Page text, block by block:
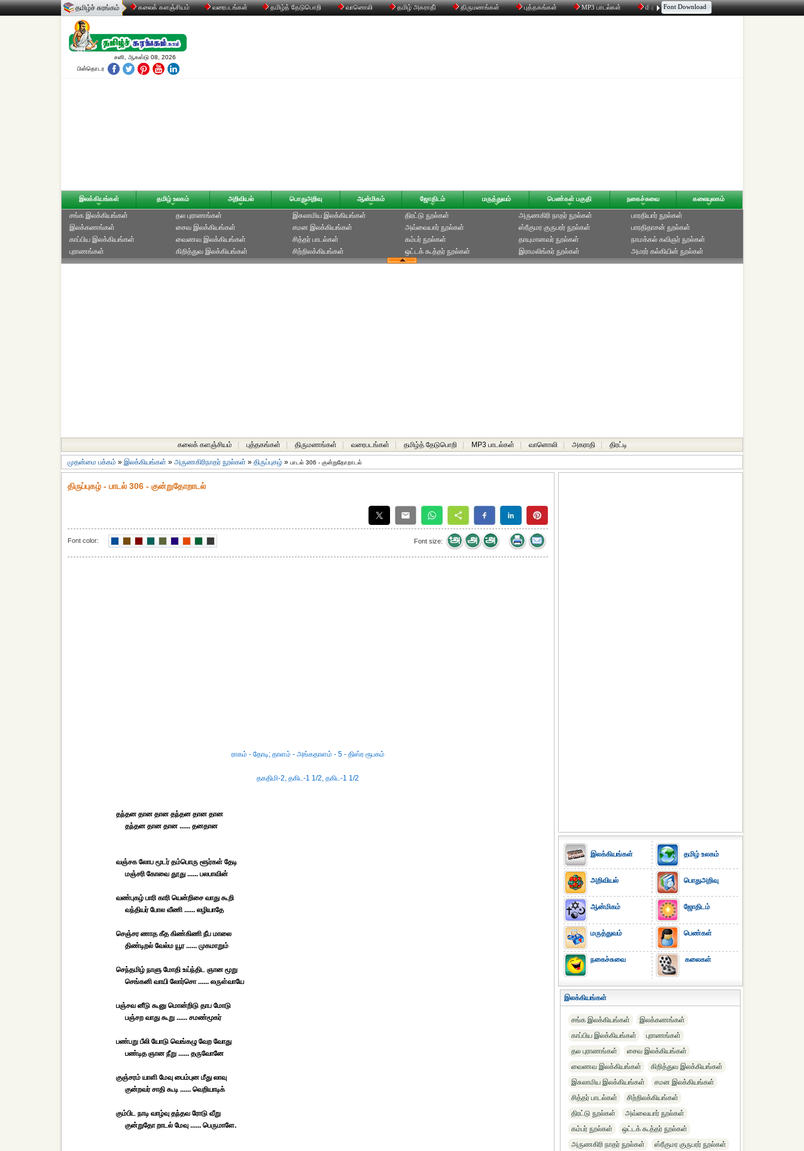
தமிழ்ச் சுரங்கம் கலைக் களஞ்சியம் வரைபடங்கள் தமிழ்த் தேடுபொறி வானொலி தமிழ் அகராதி் திருமணங்கள் புத்தகங்கள் MP3 பாடல்கள் மின்னஞ்சல் திரட்டி உரையாடல்
Font Download
சனி, ஆகஸ்டு 08, 2026
பின்தொடர
இலக்கியங்கள் தமிழ் உலகம் அறிவியல் பொதுஅறிவு ஆன்மிகம் ஜோதிடம் மருத்துவம் பெண்கள் பகுதி நகைச்சுவை கலையுலகம்
சங்க இலக்கியங்கள்
இலக்கணங்கள்
காப்பிய இலக்கியங்கள்
புராணங்கள்
தல புராணங்கள்
சைவ இலக்கியங்கள்
வைணவ இலக்கியங்கள்
கிறித்துவ இலக்கியங்கள்
இசுலாமிய இலக்கியங்கள்
சமன இலக்கியங்கள்
சித்தர் பாடல்கள்
சிற்றிலக்கியங்கள்
திரட்டு நூல்கள்
அவ்வையார் நூல்கள்
கம்பர் நூல்கள்
ஒட்டக் கூத்தர் நூல்கள்
அருணகிரி நாதர் நூல்கள்
ஸ்ரீகுமர குருபரர் நூல்கள்
தாயுமானவர் நூல்கள்
இராமலிங்கர் நூல்கள்
பாரதியார் நூல்கள்
பாரதிதாசன் நூல்கள்
நாமக்கல் கவிஞர் நூல்கள்
அமரர் கல்கியின் நூல்கள்
கலைக் களஞ்சியம் புத்தகங்கள் திருமணங்கள் வரைபடங்கள் தமிழ்த் தேடுபொறி MP3 பாடல்கள் வானொலி அகராதி திரட்டி
முதன்மை பக்கம் » இலக்கியங்கள் » அருணகிரிநாதர் நூல்கள் » திருப்புகழ் » பாடல் 306 - குன்றுதோறாடல்
திருப்புகழ் - பாடல் 306 - குன்றுதோறாடல்
Font color: Font size:
ராகம் - தோடி; தாளம் - அங்கதாளம் - 5 - திஸ்ர ரூபகம்
தகதிமி-2, தகிட-1 1/2, தகிட-1 1/2
தந்தன தான தான தந்தன தான தான
தந்தன தான தான ...... தனதான
வஞ்சக லோப மூடர் தம்பொரு ளூர்கள் தேடி
மஞ்சரி கோவை தூது ...... பலபாவின்
வண்புகழ் பாரி காரி யென்றிசை வாது கூறி
வந்தியர் போல வீணி ...... லழியாதே
செஞ்சர ணாத கீத கிண்கிணி நீப மாலை
திண்டிறல் வேல்ம யூர ...... முகமாறும்
செந்தமிழ் நாளு மோதி உய்ந்திட ஞான மூறு
செங்கனி வாயி லோர்சொ ...... லருள்வாயே
பஞ்சவ னீடு கூனு மொன்றிடு தாப மோடு
பஞ்சற வாது கூறு ...... சமண்மூகர்
பண்பறு பீலி யோடு வெங்கழு வேற வோது
பண்டித ஞான நீறு ...... தருவோனே
குஞ்சரம் யாளி மேவு பைம்புன மீது லாவு
குன்றவர் சாதி கூடி ...... வெறியாடிக்
கும்பிட நாடி வாழ்வு தந்தவ ரோடு வீறு
குன்றுதோ றாடல் மேவு ...... பெருமாளே.
இலக்கியங்கள்
அறிவியல்
ஆன்மிகம்
மருத்துவம்
நகைச்சுவை
தமிழ் உலகம்
பொதுஅறிவு
ஜோதிடம்
பெண்கள்
கலைகள்
இலக்கியங்கள்
சங்க இலக்கியங்கள்
இலக்கணங்கள்
காப்பிய இலக்கியங்கள்
புராணங்கள்
தல புராணங்கள்
சைவ இலக்கியங்கள்
வைணவ இலக்கியங்கள்
கிறித்துவ இலக்கியங்கள்
இசுலாமிய இலக்கியங்கள்
சமன இலக்கியங்கள்
சித்தர் பாடல்கள்
சிற்றிலக்கியங்கள்
திரட்டு நூல்கள்
அவ்வையார் நூல்கள்
கம்பர் நூல்கள்
ஒட்டக் கூத்தர் நூல்கள்
அருணகிரி நாதர் நூல்கள்
ஸ்ரீகுமர குருபரர் நூல்கள்